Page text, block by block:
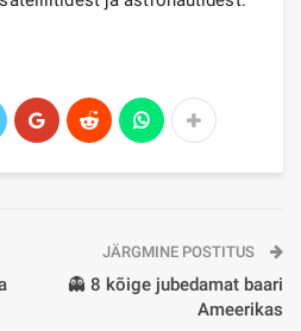
JÄRGMINE POSTITUS
👻 8 kõige jubedamat baari
Ameerikas